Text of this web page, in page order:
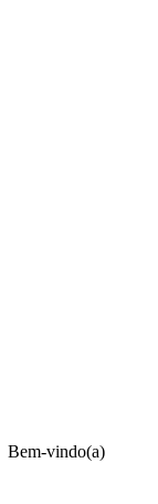
Bem-vindo(a)